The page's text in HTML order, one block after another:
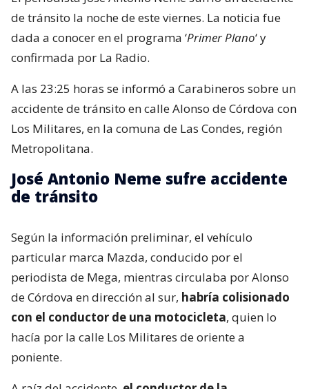
de tránsito la noche de este viernes. La noticia fue
dada a conocer en el programa ‘Primer Plano‘ y
confirmada por La Radio.
A las 23:25 horas se informó a Carabineros sobre un
accidente de tránsito en calle Alonso de Córdova con
Los Militares, en la comuna de Las Condes, región
Metropolitana.
José Antonio Neme sufre accidente
de tránsito
Según la información preliminar, el vehículo
particular marca Mazda, conducido por el
periodista de Mega, mientras circulaba por Alonso
de Córdova en dirección al sur, habría colisionado
con el conductor de una motocicleta, quien lo
hacía por la calle Los Militares de oriente a
poniente.